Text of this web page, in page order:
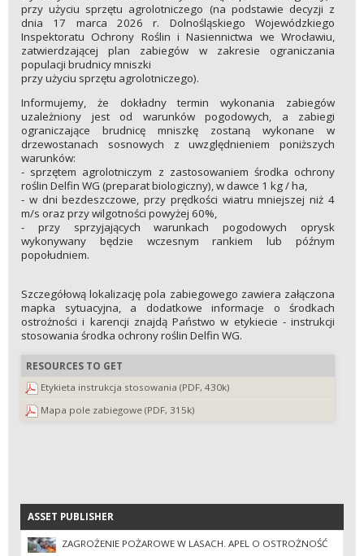
przy użyciu sprzętu agrolotniczego (na podstawie decyzji z
dnia 17 marca 2026 r. Dolnośląskiego Wojewódzkiego
Inspektoratu Ochrony Roślin i Nasiennictwa we Wrocławiu,
zatwierdzającej plan zabiegów w zakresie ograniczania
populacji brudnicy mniszki
przy użyciu sprzętu agrolotniczego).
Informujemy, że dokładny termin wykonania zabiegów
uzależniony jest od warunków pogodowych, a zabiegi
ograniczające brudnicę mniszkę zostaną wykonane w
drzewostanach sosnowych z uwzględnieniem poniższych
warunków:
- sprzętem agrolotniczym z zastosowaniem środka ochrony
roślin Delfin WG (preparat biologiczny), w dawce 1 kg / ha,
- w dni bezdeszczowe, przy prędkości wiatru mniejszej niż 4
m/s oraz przy wilgotności powyżej 60%,
- przy sprzyjających warunkach pogodowych oprysk
wykonywany będzie wczesnym rankiem lub późnym
popołudniem.
Szczegółową lokalizację pola zabiegowego zawiera załączona
mapka sytuacyjna, a dodatkowe informacje o środkach
ostrożności i karencji znajdą Państwo w etykiecie - instrukcji
stosowania środka ochrony roślin Delfin WG.
RESOURCES TO GET
Etykieta instrukcja stosowania (PDF, 430k)
Mapa pole zabiegowe (PDF, 315k)
ASSET PUBLISHER
ASSET PUBLISHER
ZAGROŻENIE POŻAROWE W LASACH. APEL O OSTROŻNOŚĆ